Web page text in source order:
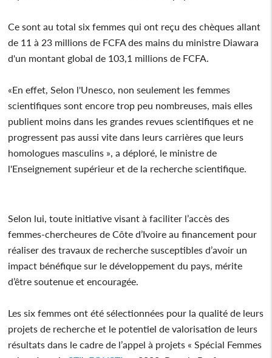
Ce sont au total six femmes qui ont reçu des chèques allant
de 11 à 23 millions de FCFA des mains du ministre Diawara
d'un montant global de 103,1 millions de FCFA.
«En effet, Selon l'Unesco, non seulement les femmes
scientifiques sont encore trop peu nombreuses, mais elles
publient moins dans les grandes revues scientifiques et ne
progressent pas aussi vite dans leurs carrières que leurs
homologues masculins », a déploré, le ministre de
l'Enseignement supérieur et de la recherche scientifique.
Selon lui, toute initiative visant à faciliter l’accès des
femmes-chercheures de Côte d’Ivoire au financement pour
réaliser des travaux de recherche susceptibles d’avoir un
impact bénéfique sur le développement du pays, mérite
d’être soutenue et encouragée.
Les six femmes ont été sélectionnées pour la qualité de leurs
projets de recherche et le potentiel de valorisation de leurs
résultats dans le cadre de l’appel à projets « Spécial Femmes